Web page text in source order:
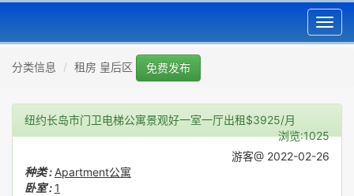
分类信息 租房 皇后区 免费发布
纽约长岛市门卫电梯公寓景观好一室一厅出租$3925/月
浏览:1025
游客@ 2022-02-26
种类 : Apartment公寓
卧室 : 1